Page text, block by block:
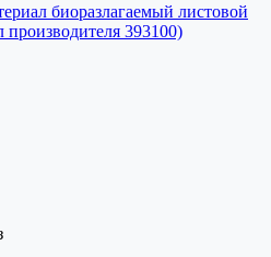
биоразлагаемый листовой
производителя 393100)